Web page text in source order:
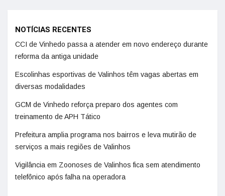
NOTÍCIAS RECENTES
CCI de Vinhedo passa a atender em novo endereço durante
reforma da antiga unidade
Escolinhas esportivas de Valinhos têm vagas abertas em
diversas modalidades
GCM de Vinhedo reforça preparo dos agentes com
treinamento de APH Tático
Prefeitura amplia programa nos bairros e leva mutirão de
serviços a mais regiões de Valinhos
Vigilância em Zoonoses de Valinhos fica sem atendimento
telefônico após falha na operadora